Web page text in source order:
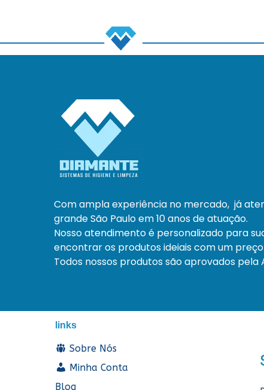
Com ampla experiência no mercado, já
grande São Paulo em 10 anos de atuação.
Nosso atendimento é personalizado para
encontrar os produtos ideiais com um
Todos nossos produtos são aprovados pela
links
Sobre Nós
Minha Conta
Blog